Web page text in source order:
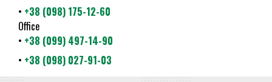
• +38 (098) 175-12-60
Office
• +38 (099) 497-14-90
• +38 (098) 027-91-03